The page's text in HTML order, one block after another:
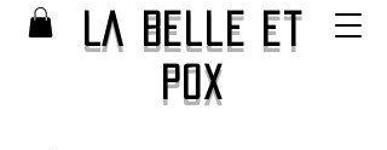
La Belle et
Pox